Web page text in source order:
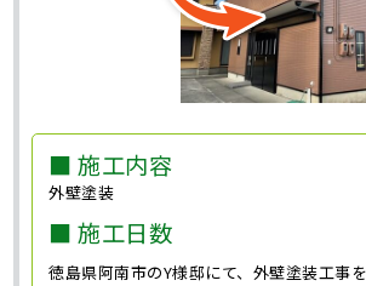
■ 施工内容
外壁塗装
■ 施工日数
徳島県阿南市のY様邸にて、外壁塗装工事